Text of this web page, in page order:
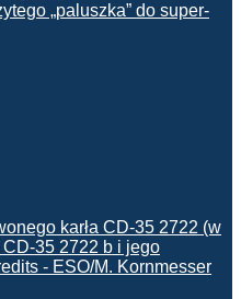
„paluszka” do super-